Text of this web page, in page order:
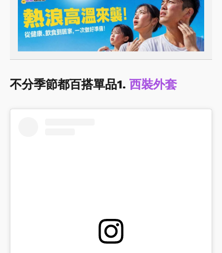
不分季節都百搭單品1. 西裝外套